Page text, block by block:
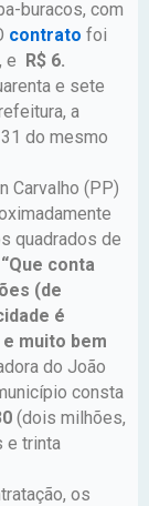
buracos, com
contrato foi
e R$ 6.
e sete
a
do mesmo
Carvalho (PP)
quadrados de
“Que conta
(de
é
muito bem
do João
consta
(dois milhões,
e trinta
os